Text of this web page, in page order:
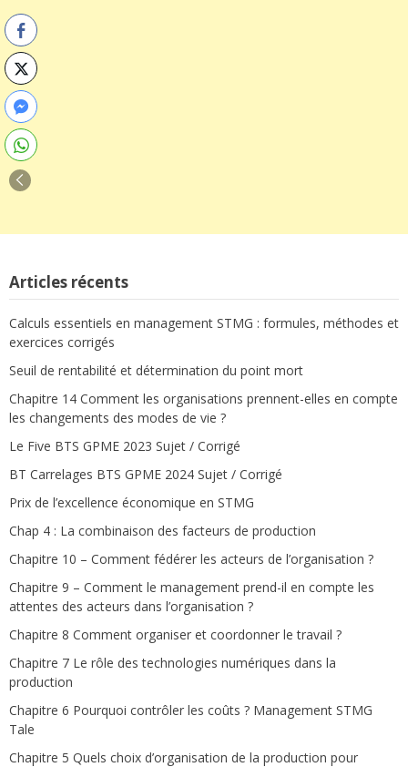
Articles récents
Calculs essentiels en management STMG : formules, méthodes et
exercices corrigés
Seuil de rentabilité et détermination du point mort
Chapitre 14 Comment les organisations prennent-elles en compte
les changements des modes de vie ?
Le Five BTS GPME 2023 Sujet / Corrigé
BT Carrelages BTS GPME 2024 Sujet / Corrigé
Prix de l’excellence économique en STMG
Chap 4 : La combinaison des facteurs de production
Chapitre 10 – Comment fédérer les acteurs de l’organisation ?
Chapitre 9 – Comment le management prend-il en compte les
attentes des acteurs dans l’organisation ?
Chapitre 8 Comment organiser et coordonner le travail ?
Chapitre 7 Le rôle des technologies numériques dans la
production
Chapitre 6 Pourquoi contrôler les coûts ? Management STMG
Tale
Chapitre 5 Quels choix d’organisation de la production pour